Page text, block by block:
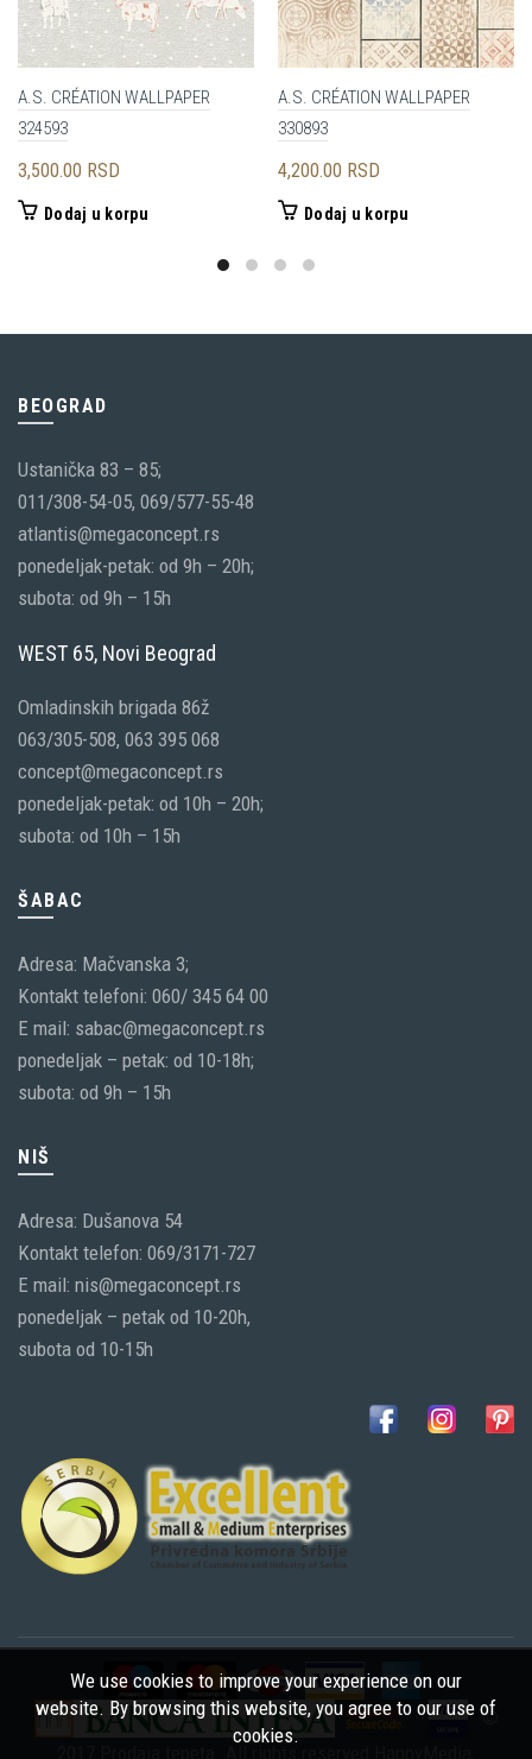
A.S. CRÉATION WALLPAPER
324593
3,500.00 RSD
Dodaj u korpu
A.S. CRÉATION WALLPAPER
330893
4,200.00 RSD
Dodaj u korpu
BEOGRAD
Ustanička 83 – 85;
011/308-54-05, 069/577-55-48
atlantis@megaconcept.rs
ponedeljak-petak: od 9h – 20h;
subota: od 9h – 15h
WEST 65, Novi Beograd
Omladinskih brigada 86ž
063/305-508, 063 395 068
concept@megaconcept.rs
ponedeljak-petak: od 10h – 20h;
subota: od 10h – 15h
ŠABAC
Adresa: Mačvanska 3;
Kontakt telefoni: 060/ 345 64 00
E mail: sabac@megaconcept.rs
ponedeljak – petak: od 10-18h;
subota: od 9h – 15h
NIŠ
Adresa: Dušanova 54
Kontakt telefon: 069/3171-727
E mail: nis@megaconcept.rs
ponedeljak – petak od 10-20h,
subota od 10-15h
©
We use cookies to improve your experience on our
website. By browsing this website, you agree to our use of
cookies.